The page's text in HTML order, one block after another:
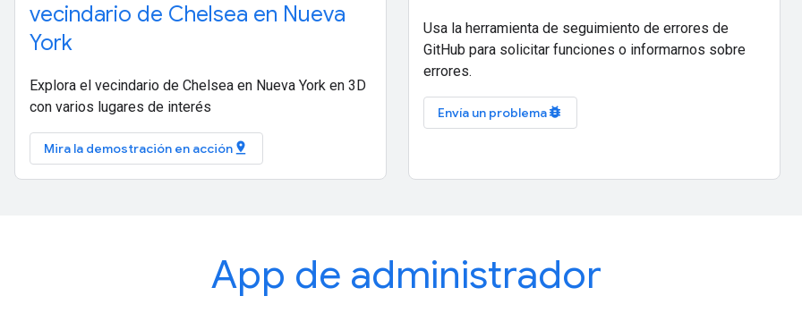
vecindario de Chelsea en Nueva
York
Explora el vecindario de Chelsea en Nueva York en 3D
con varios lugares de interés
Mira la demostración en acción pin_drop
Usa la herramienta de seguimiento de errores de
GitHub para solicitar funciones o informarnos sobre
errores.
Envía un problemabug_report
App de administrador